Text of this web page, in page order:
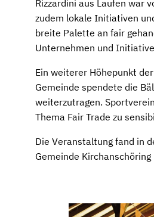
Rizzardini aus Laufen war
zudem lokale Initiativen
breite Palette an fair
Unternehmen und
Ein weiterer Höhepunkt
Gemeinde spendete die
weiterzutragen.
Thema Fair Trade zu
Die Veranstaltung fand in
Gemeinde